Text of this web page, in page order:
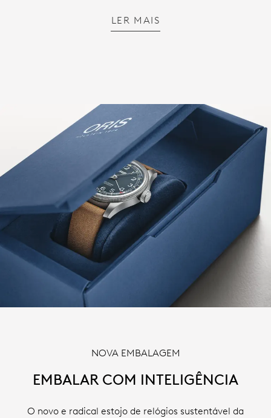
LER MAIS
NOVA EMBALAGEM
EMBALAR COM INTELIGÊNCIA
O novo e radical estojo de relógios sustentável da